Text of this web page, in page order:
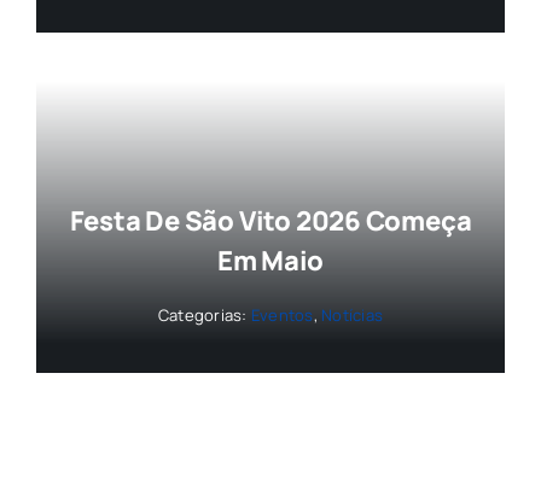
Festa De São Vito 2026 Começa
Em Maio
Categorias: Eventos, Notícias